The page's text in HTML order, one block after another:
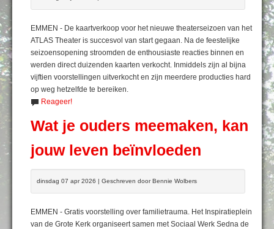
EMMEN - De kaartverkoop voor het nieuwe theaterseizoen van het
ATLAS Theater is succesvol van start gegaan. Na de feestelijke
seizoensopening stroomden de enthousiaste reacties binnen en
werden direct duizenden kaarten verkocht. Inmiddels zijn al bijna
vijftien voorstellingen uitverkocht en zijn meerdere producties hard
op weg hetzelfde te bereiken.
Reageer!
Wat je ouders meemaken, kan
jouw leven beïnvloeden
dinsdag 07 apr 2026 | Geschreven door Bennie Wolbers
EMMEN - Gratis voorstelling over familietrauma. Het Inspiratieplein
van de Grote Kerk organiseert samen met Sociaal Werk Sedna de